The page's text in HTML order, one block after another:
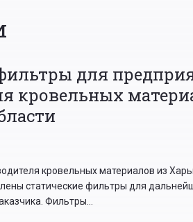
для
кровельных
кровельных материалов из
статические фильтры для
Фильтры...